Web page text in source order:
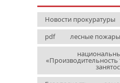
Новости прокуратуры
pdf
лесные пожары